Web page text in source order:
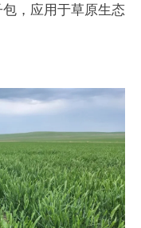
，应用于草原生态